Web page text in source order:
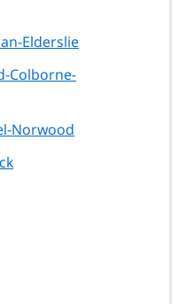
Elderslie
Colborne-
Norwood